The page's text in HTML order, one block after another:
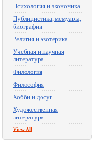
Психология и экономика
Публицистика, мемуары,
биографии
Религия и эзотерика
Учебная и научная
литература
Филология
Философия
Хобби и досуг
Художественная
литература
View All